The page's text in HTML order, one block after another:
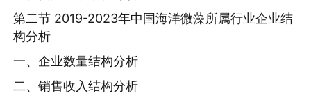
第二节 2019-2023年中国海洋微藻所属行业企业结
构分析
一、企业数量结构分析
二、销售收入结构分析